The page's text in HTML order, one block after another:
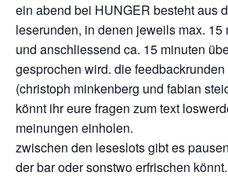
ein abend bei HUNGER besteht aus
leserunden, in denen jeweils max. 15
und anschliessend ca. 15 minuten
gesprochen wird. die
(christoph minkenberg und fabian
könnt ihr eure fragen zum text
meinungen einholen.
zwischen den leseslots gibt es
der bar oder sonstwo erfrischen könnt.